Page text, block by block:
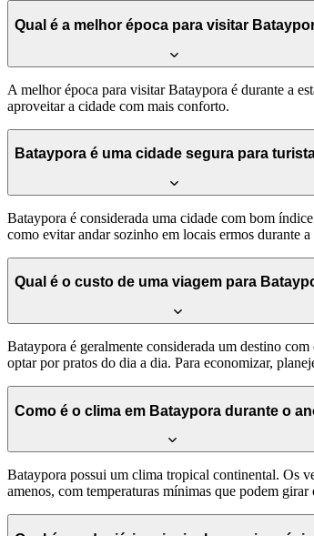
Qual é a melhor época para visitar
A melhor época para visitar Bataypora é durante a
aproveitar a cidade com mais conforto.
Bataypora é uma cidade segura para
Bataypora é considerada uma cidade com bom
como evitar andar sozinho em locais ermos durante
Qual é o custo de uma viagem para
Bataypora é geralmente considerada um destino
optar por pratos do dia a dia. Para economizar,
Como é o clima em Bataypora durante o
Bataypora possui um clima tropical continental. Os
amenos, com temperaturas mínimas que podem